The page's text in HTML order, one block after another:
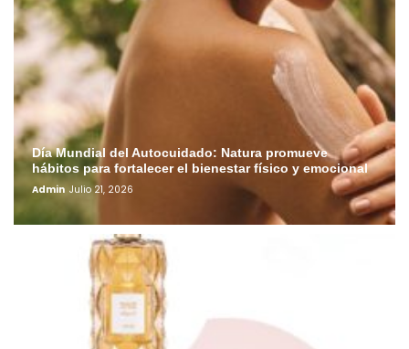
Día Mundial del Autocuidado: Natura promueve
hábitos para fortalecer el bienestar físico y emocional
Admin Julio 21, 2026